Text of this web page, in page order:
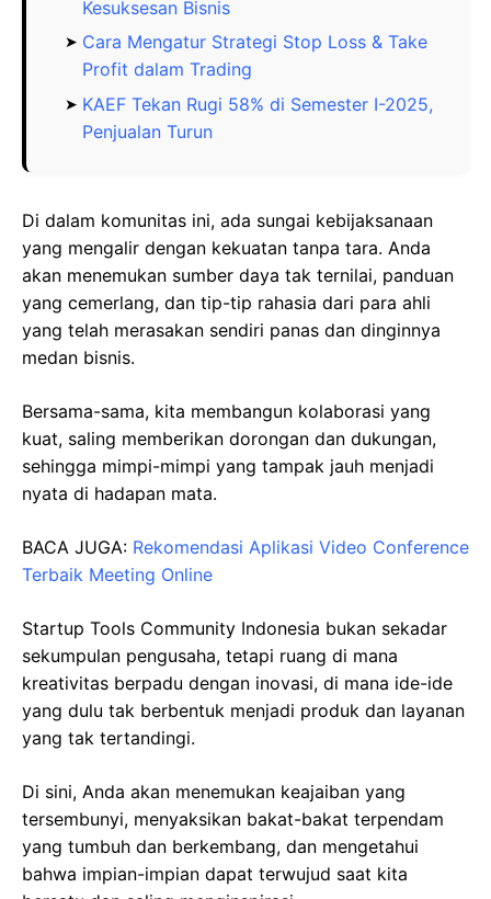
Kesuksesan Bisnis
Cara Mengatur Strategi Stop Loss & Take
Profit dalam Trading
KAEF Tekan Rugi 58% di Semester I-2025,
Penjualan Turun
Di dalam komunitas ini, ada sungai kebijaksanaan
yang mengalir dengan kekuatan tanpa tara. Anda
akan menemukan sumber daya tak ternilai, panduan
yang cemerlang, dan tip-tip rahasia dari para ahli
yang telah merasakan sendiri panas dan dinginnya
medan bisnis.
Bersama-sama, kita membangun kolaborasi yang
kuat, saling memberikan dorongan dan dukungan,
sehingga mimpi-mimpi yang tampak jauh menjadi
nyata di hadapan mata.
BACA JUGA: Rekomendasi Aplikasi Video Conference
Terbaik Meeting Online
Startup Tools Community Indonesia bukan sekadar
sekumpulan pengusaha, tetapi ruang di mana
kreativitas berpadu dengan inovasi, di mana ide-ide
yang dulu tak berbentuk menjadi produk dan layanan
yang tak tertandingi.
Di sini, Anda akan menemukan keajaiban yang
tersembunyi, menyaksikan bakat-bakat terpendam
yang tumbuh dan berkembang, dan mengetahui
bahwa impian-impian dapat terwujud saat kita